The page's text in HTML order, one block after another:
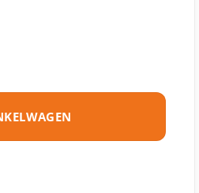
magenta huismerk aantal